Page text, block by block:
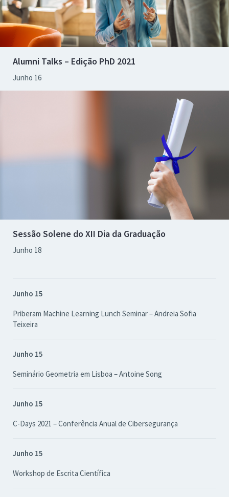
Alumni Talks – Edição PhD 2021
Junho 16
Sessão Solene do XII Dia da Graduação
Junho 18
Junho 15
Priberam Machine Learning Lunch Seminar – Andreia Sofia
Teixeira
Junho 15
Seminário Geometria em Lisboa – Antoine Song
Junho 15
C-Days 2021 – Conferência Anual de Cibersegurança
Junho 15
Workshop de Escrita Científica